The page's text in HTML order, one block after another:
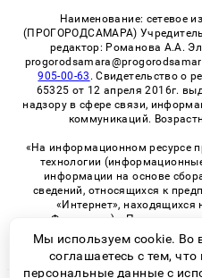
Наименование: сетевое
(ПРОГОРОДСАМАРА)
редактор: Романова А.А.
905-00-63 . Свидетельство о
65325 от 12 апреля 2016г.
надзору в сфере связи,
коммуникаций.
«На информационном ресурсе
технологии
информации на основе
сведений, относящихся к
«Интернет», находящихся
Федерации)». Правила
технологий в виджетах
Мы используем cookie. Во
соглашаетесь с тем,
персональные данные с